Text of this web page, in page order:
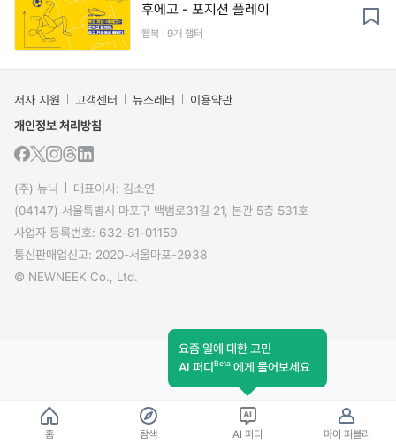
후에고 - 포지션 플레이
웹북 · 9개 챕터
저자 지원 고객센터 뉴스레터
이용약관
개인정보 처리방침
(주) 뉴닉
대표이사: 김소연
(04147) 서울특별시 마포구 백범로31길 21, 본관 5층 531호
사업자 등록번호: 632-81-01159
통신판매업신고: 2020-서울마포-2938
© NEWNEEK Co., Ltd.
홈 탐색
요즘 일에 대한 고민
AI 퍼디Beta 에게 물어보세요
AI 퍼디 마이 퍼블리